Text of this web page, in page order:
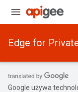
Edge for
Google używa